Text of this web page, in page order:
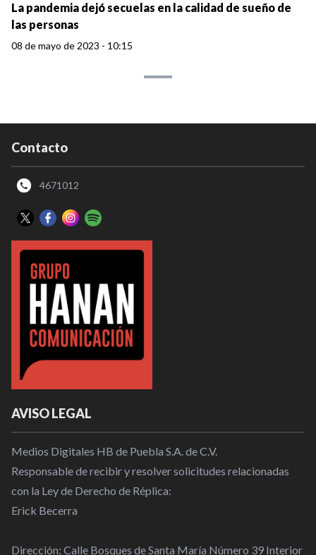
La pandemia dejó secuelas en la calidad de sueño de
las personas
08 de mayo de 2023 - 10:15
Contacto
4671012
AVISO LEGAL
Medios Digitales HB de Puebla S.A. de C.V.
Responsable de recibir y resolver solicitudes relacionadas
con la Ley de Derecho de Réplica:
Erick Becerra
Dirección: Calle Bosques de Santa María Número 39 Interior